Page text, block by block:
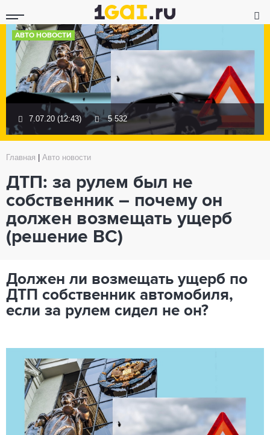
АВТО НОВОСТИ
7.07.20 (12:43) 5 532
Главная Авто новости
ДТП: за рулем был не
собственник – почему он
должен возмещать ущерб
(решение ВС)
Должен ли возмещать ущерб по
ДТП собственник автомобиля,
если за рулем сидел не он?